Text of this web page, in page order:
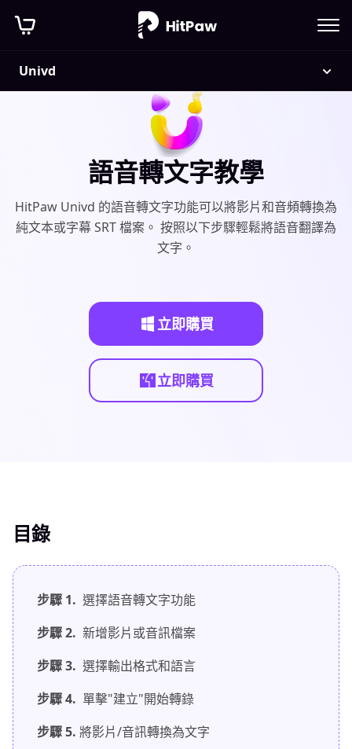
Univd
語音轉文字教學
HitPaw Univd 的語音轉文字功能可以將影片和音頻轉換為
純文本或字幕 SRT 檔案。 按照以下步驟輕鬆將語音翻譯為
文字。
立即購買
立即購買
目錄
步驟 1. 選擇語音轉文字功能
步驟 2. 新增影片或音訊檔案
步驟 3. 選擇輸出格式和語言
步驟 4. 單擊"建立"開始轉錄
步驟 5. 將影片/音訊轉換為文字